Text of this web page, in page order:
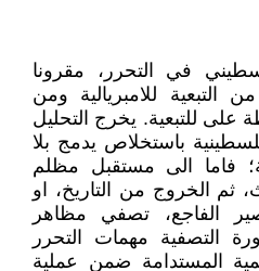
في التحرر، مقرونا
التبعية للامبريالية ومن
على للتبعية. يخرج التحليل
باستخلاص يدمج بلا
فاما الى مستقبل مظلم
ثم الخروج من التاريخ، او
الفاجع، تصفي مظاهر
التصفية مهمات التحرر
المستدامة ضمن عملية